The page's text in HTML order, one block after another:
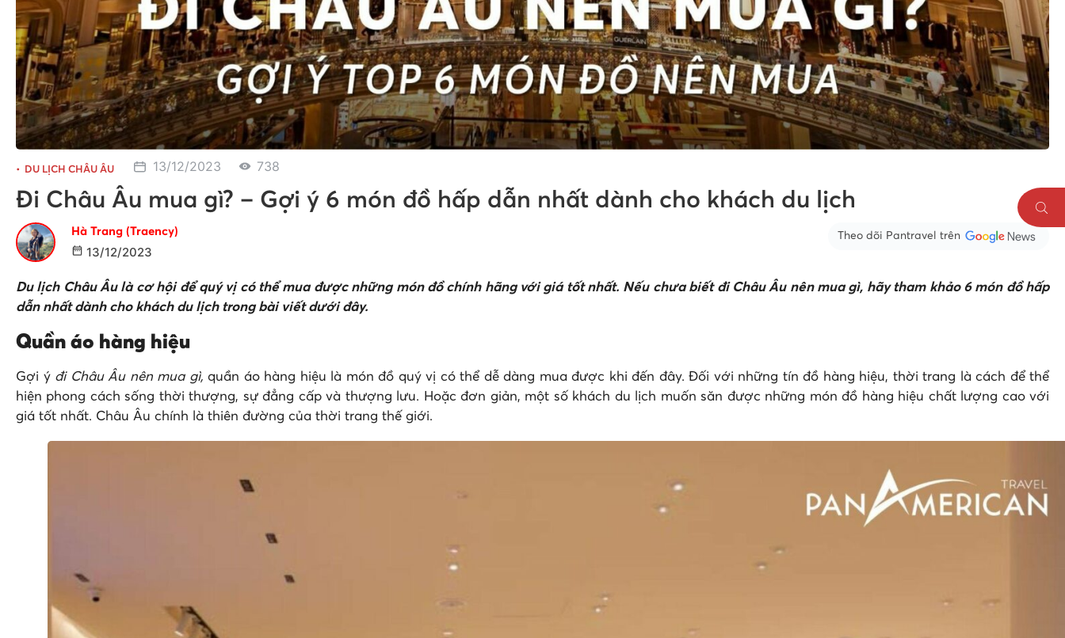
DU LỊCH CHÂU ÂU 13/12/2023 738
Đi Châu Âu mua gì? – Gợi ý 6 món đồ hấp dẫn nhất dành cho khách du lịch
Hà Trang (Traency)
13/12/2023
Theo dõi Pantravel trên
Du lịch Châu Âu là cơ hội để quý vị có thể mua được những món đồ chính hãng với giá tốt nhất. Nếu chưa biết đi Châu Âu nên mua gì, hãy tham khảo 6 món đồ hấp
dẫn nhất dành cho khách du lịch trong bài viết dưới đây.
Quần áo hàng hiệu
Gợi ý đi Châu Âu nên mua gì, quần áo hàng hiệu là món đồ quý vị có thể dễ dàng mua được khi đến đây. Đối với những tín đồ hàng hiệu, thời trang là cách để thể
hiện phong cách sống thời thượng, sự đẳng cấp và thượng lưu. Hoặc đơn giản, một số khách du lịch muốn săn được những món đồ hàng hiệu chất lượng cao với
giá tốt nhất. Châu Âu chính là thiên đường của thời trang thế giới.